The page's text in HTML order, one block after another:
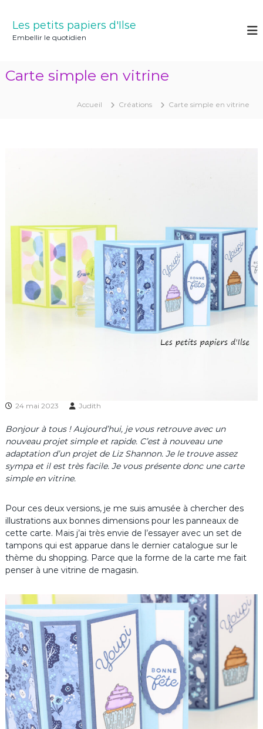
Les petits papiers d'Ilse
Embellir le quotidien
Carte simple en vitrine
Accueil Créations Carte simple en vitrine
24 mai 2023 Judith
Bonjour à tous ! Aujourd’hui, je vous retrouve avec un
nouveau projet simple et rapide. C’est à nouveau une
adaptation d’un projet de Liz Shannon. Je le trouve assez
sympa et il est très facile. Je vous présente donc une carte
simple en vitrine.
Pour ces deux versions, je me suis amusée à chercher des
illustrations aux bonnes dimensions pour les panneaux de
cette carte. Mais j’ai très envie de l’essayer avec un set de
tampons qui est apparue dans le dernier catalogue sur le
thème du shopping. Parce que la forme de la carte me fait
penser à une vitrine de magasin.